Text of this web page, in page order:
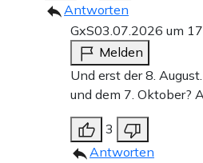
Antworten
GxS03.07.2026 um
Melden
Und erst der 8.
und dem 7. Oktober?
3
Antworten